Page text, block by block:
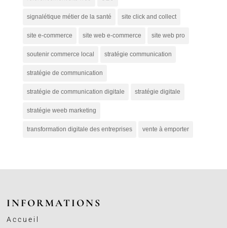
signalétique métier de la santé site click and collect
site e-commerce site web e-commerce site web pro
soutenir commerce local stratégie communication
stratégie de communication
stratégie de communication digitale stratégie digitale
stratégie weeb marketing
transformation digitale des entreprises vente à emporter
INFORMATIONS
Accueil